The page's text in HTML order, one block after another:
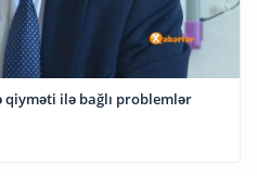
ilə bağlı problemlər